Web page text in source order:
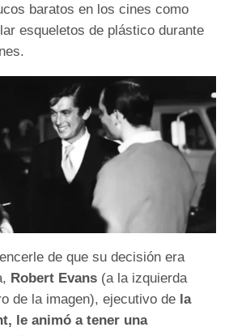
baratos en los cines como
esqueletos de plástico durante
de que su decisión era
Robert Evans (a la izquierda
de la imagen), ejecutivo de la
le animó a tener una